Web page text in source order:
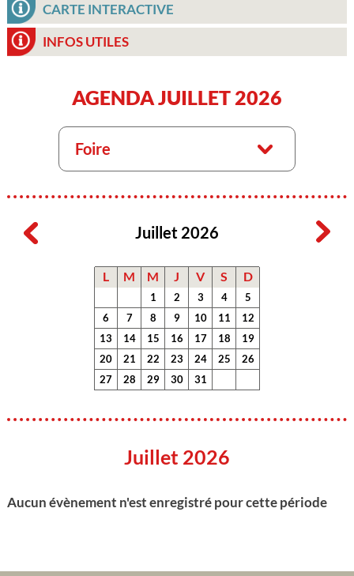
CARTE INTERACTIVE
INFOS UTILES
AGENDA JUILLET 2026
Foire
Juillet 2026
L M M J V S D
1 2 3 4
5
6
7 8 9 10 11
12
13
14 15 16 17 18
19
20
21 22 23 24 25
26
27
28 29 30 31
Juillet 2026
Aucun évènement n'est enregistré pour cette période